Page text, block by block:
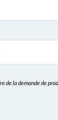
de la demande de